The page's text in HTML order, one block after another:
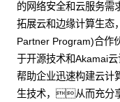
的网络安全和云服务
拓展云和边缘计算生
Partner Program)合
于开源技术和Akamai
帮助企业迅速构建云
生技术，从而充分